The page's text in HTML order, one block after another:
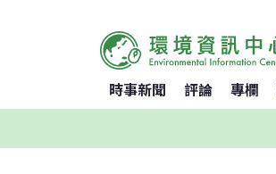
時事新聞 評論 專欄